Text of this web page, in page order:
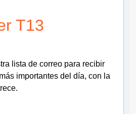
T13
lista de correo para recibir
importantes del día, con la